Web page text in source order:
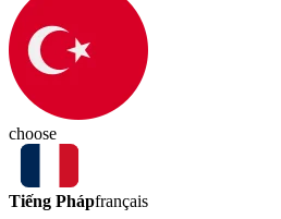
choose
Tiếng Phápfrançais